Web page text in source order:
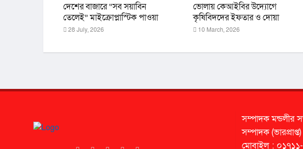
দেশের বাজারে “সব সয়াবিন
তেলেই” মাইক্রোপ্লাস্টিক পাওয়া
গেছে
28 July, 2026
ভোলায় কেআইবির উদ্যোগে
কৃষিবিদদের ইফতার ও দোয়া
মাহফিল
10 March, 2026
সম্পাদক মন্ডলীর
সম্পাদক
মোবাইল :